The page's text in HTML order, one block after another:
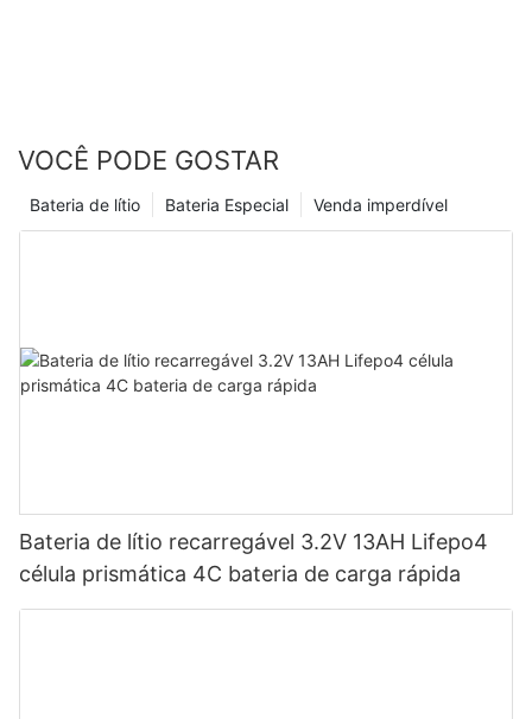
VOCÊ PODE GOSTAR
Venda imperdível
Bateria Especial
Bateria de lítio
Bateria de lítio recarregável 3.2V 13AH Lifepo4
célula prismática 4C bateria de carga rápida